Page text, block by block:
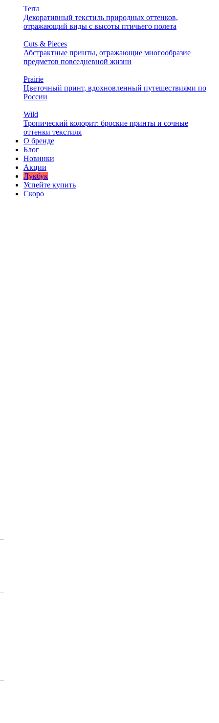
Terra
Декоративный текстиль природных оттенков,
отражающий виды с высоты птичьего полета
Cuts & Pieces
Абстрактные принты, отражающие многообразие
предметов повседневной жизни
Prairie
Цветочный принт, вдохновленный путешествиями по
России
Wild
Тропический колорит: броские принты и сочные
оттенки текстиля
О бренде
Блог
Новинки
Акции
Лукбук
Успейте купить
Скоро